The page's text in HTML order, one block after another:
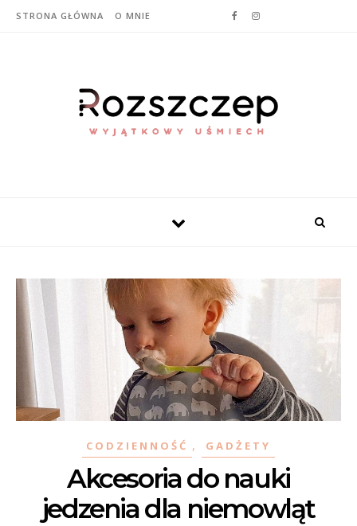
STRONA GŁÓWNA O MNIE
CODZIENNOŚĆ , GADŻETY
Akcesoria do nauki
jedzenia dla niemowląt